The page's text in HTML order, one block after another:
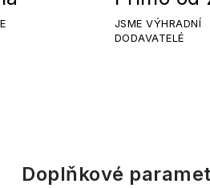
JSME VÝHRADNÍ
DODAVATELÉ
Doplňkové